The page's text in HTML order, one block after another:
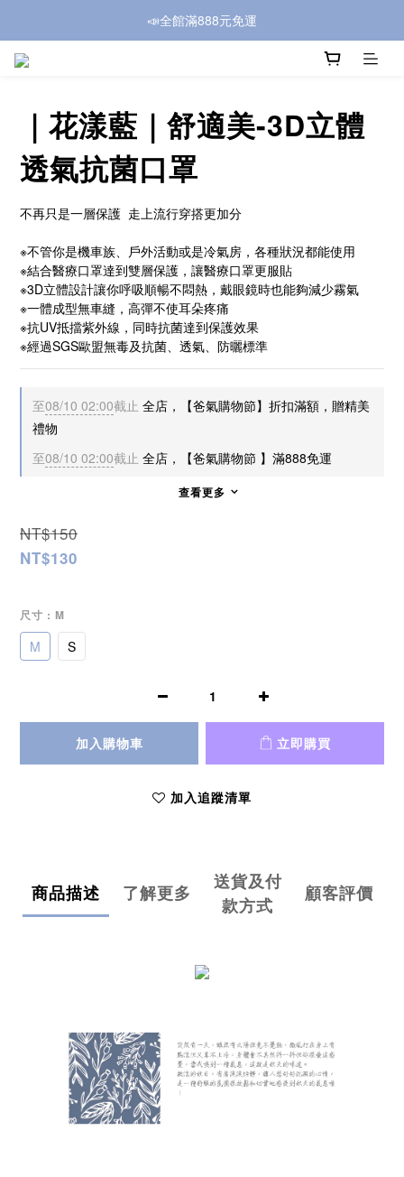
📣全館滿888元免運
｜花漾藍｜舒適美-3D立體
透氣抗菌口罩
不再只是一層保護  走上流行穿搭更加分
※不管你是機車族、戶外活動或是冷氣房，各種狀況都能使用
※結合醫療口罩達到雙層保護，讓醫療口罩更服貼
※3D立體設計讓你呼吸順暢不悶熱，戴眼鏡時也能夠減少霧氣
※一體成型無車縫，高彈不使耳朵疼痛
※抗UV抵擋紫外線，同時抗菌達到保護效果
※經過SGS歐盟無毒及抗菌、透氣、防曬標準
至08/10 02:00截止 全店，【爸氣購物節】折扣滿額，贈精美
禮物
至08/10 02:00截止 全店，【爸氣購物節 】滿888免運
查看更多
NT$150
NT$130
尺寸 : M
M S
加入購物車 立即購買
加入追蹤清單
商品描述 了解更多
送貨及付
款方式
顧客評價